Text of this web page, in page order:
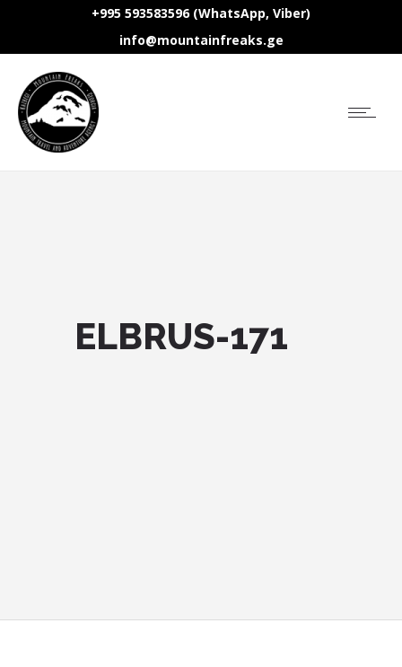
+995 593583596 (WhatsApp, Viber)
info@mountainfreaks.ge
ELBRUS-171